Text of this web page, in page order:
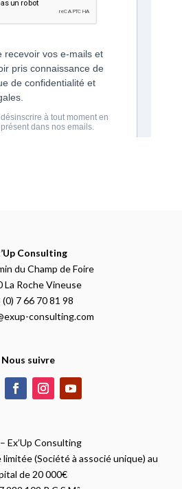
Consulting
du Champ de Foire
La Roche Vineuse
(0) 7 66 70 81 98
consulting.com
Nous suivre
Ex’Up Consulting
(Société à associé unique) au
de 20 000€